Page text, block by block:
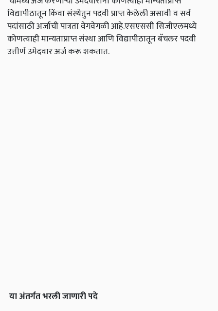
विद्यापीठातून किंवा संस्थेतुन पदवी प्राप्त केलेली असावी व सर्व
पदांसाठी अर्जाची पात्रता वेगवेगळी आहे.एसएससी सिजीएलमध्ये
कोणत्याही मान्यताप्राप्त संस्था आणि विद्यापीठातून बॅचलर पदवी
उत्तीर्ण उमेदवार अर्ज करू शकतात.
याअंतर्गतभरलीजाणारीपदे